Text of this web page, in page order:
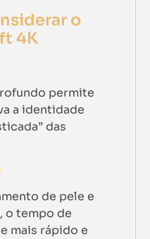
o
4K
permite
a identidade
das
de pele e
o tempo de
mais rápido e